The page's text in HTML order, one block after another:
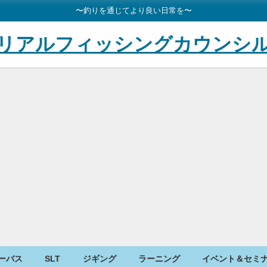
〜釣りを通じてより良い日常を〜
アルフィッシングカウンシ
バス SLT ジギング ラーニング イベント＆セミ